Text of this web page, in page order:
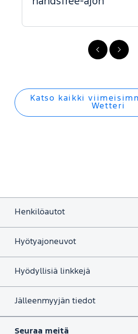
FI
-
FI
-
Katso kaikki
Wetteri
Henkilöautot
Hyötyajoneuvot
Hyödyllisiä linkkejä
Jälleenmyyjän tiedot
Seuraa meitä